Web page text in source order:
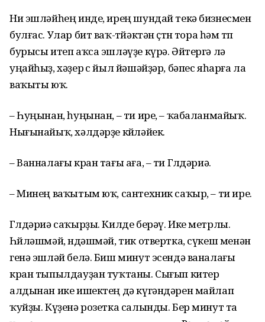
Ни эшләйһең инде, ирең шундай текә бизнесмен
булғас. Улар бит ваҡ-төйәктән өҫтөн тора һәм төп
бурысы итеп аҡса эшләүҙе күрә. Әйтергә лә
уңайһыҙ, хәҙер өс йыл йәшәйҙәр, бәпес яһарға ла
ваҡыты юҡ.
– Һуңынан, һуңынан, – ти ире, – ҡабаланмайыҡ.
Нығынайыҡ, хәлдәрҙе көйләйек.
– Ванналағы кран тағы аға, – ти Гөлдәриә.
– Минең ваҡытым юҡ, сантехник саҡыр, – ти ире.
Гөлдәриә саҡырҙы. Килде берәү. Ике метрлы.
Һөйләшмәй, өндәшмәй, тик отвертка, сүкеш менән
генә эшләй белә. Биш минут эсендә ваналағы
кран тыпылдауҙан туҡтаны. Сығып китер
алдынан ике ишектең дә күгәндәрен майлап
ҡуйҙы. Күҙенә розетка салынды. Бер минут та